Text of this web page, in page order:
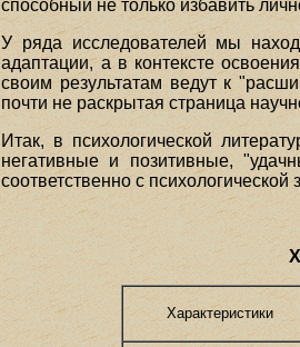
способный не только избавить
У ряда исследователей мы
адаптации, а в контексте
своим результатам ведут к
почти не раскрытая страница
Итак, в психологической
негативные и позитивные,
соответственно с
Характеристики